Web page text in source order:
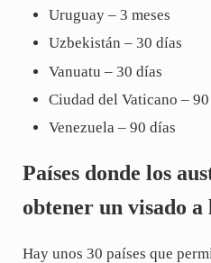
Uruguay – 3 meses
Uzbekistán – 30 días
Vanuatu – 30 días
Ciudad del Vaticano –
Venezuela – 90 días
Países donde los
obtener un visado a
Hay unos 30 países que